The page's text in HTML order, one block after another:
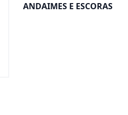
ANDAIMES E ESCORAS